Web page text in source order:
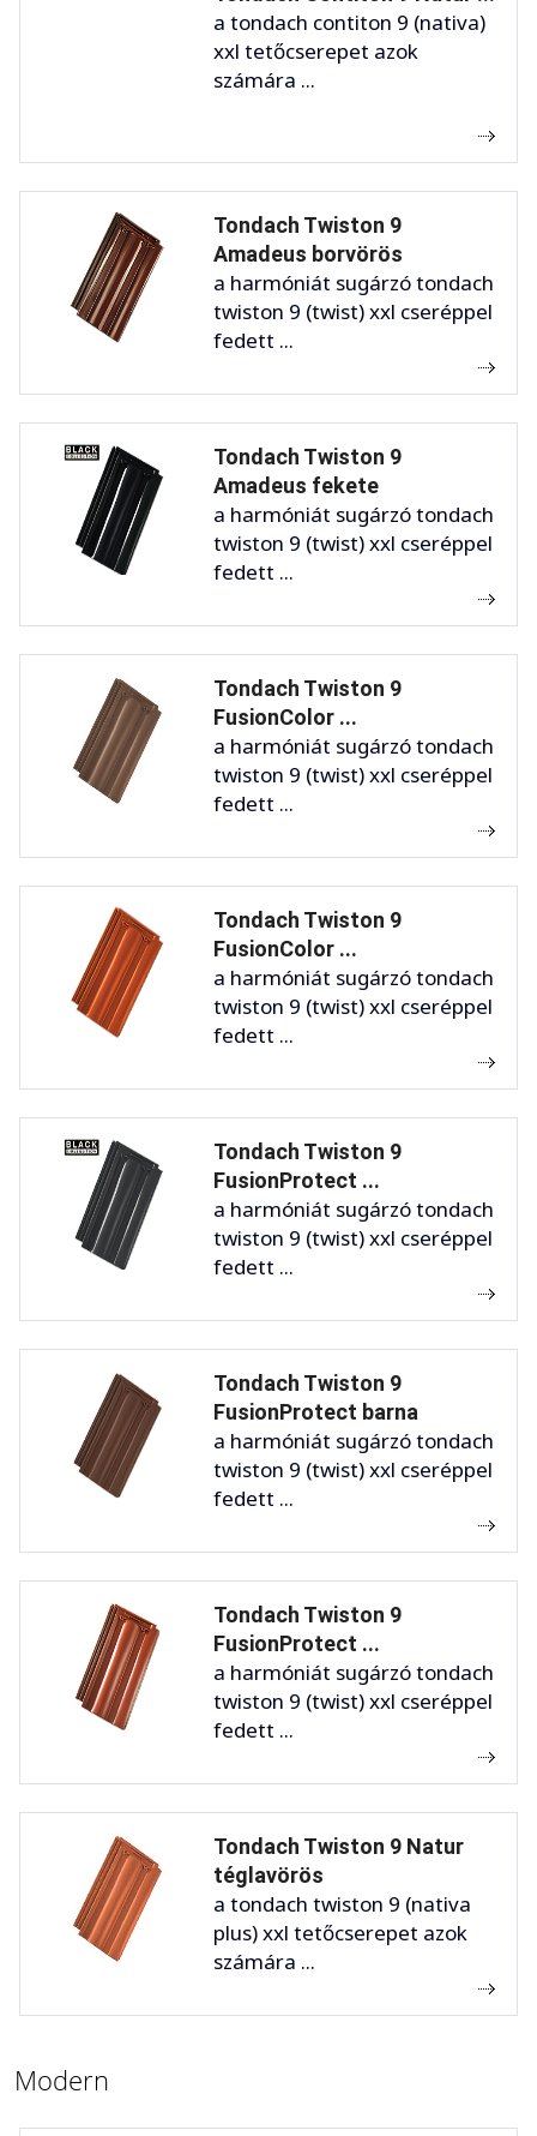
a tondach contiton 9 (nativa)
xxl tetőcserepet azok
számára ...
Tondach Twiston 9
Amadeus borvörös
a harmóniát sugárzó tondach
twiston 9 (twist) xxl cseréppel
fedett ...
Tondach Twiston 9
Amadeus fekete
a harmóniát sugárzó tondach
twiston 9 (twist) xxl cseréppel
fedett ...
Tondach Twiston 9
FusionColor ...
a harmóniát sugárzó tondach
twiston 9 (twist) xxl cseréppel
fedett ...
Tondach Twiston 9
FusionColor ...
a harmóniát sugárzó tondach
twiston 9 (twist) xxl cseréppel
fedett ...
Tondach Twiston 9
FusionProtect ...
a harmóniát sugárzó tondach
twiston 9 (twist) xxl cseréppel
fedett ...
Tondach Twiston 9
FusionProtect barna
a harmóniát sugárzó tondach
twiston 9 (twist) xxl cseréppel
fedett ...
Tondach Twiston 9
FusionProtect ...
a harmóniát sugárzó tondach
twiston 9 (twist) xxl cseréppel
fedett ...
Tondach Twiston 9 Natur
téglavörös
a tondach twiston 9 (nativa
plus) xxl tetőcserepet azok
számára ...
Modern